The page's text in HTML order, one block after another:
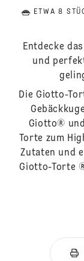
ETWA 8
Entdecke
und
Die Giotto-
Giotto®
Torte zum
Zutaten und
Giotto-Torte